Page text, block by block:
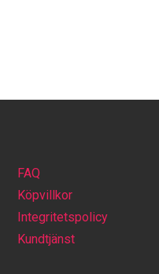
FAQ
Köpvillkor
Integritetspolicy
Kundtjänst